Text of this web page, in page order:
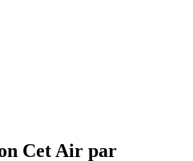
Cet Air par